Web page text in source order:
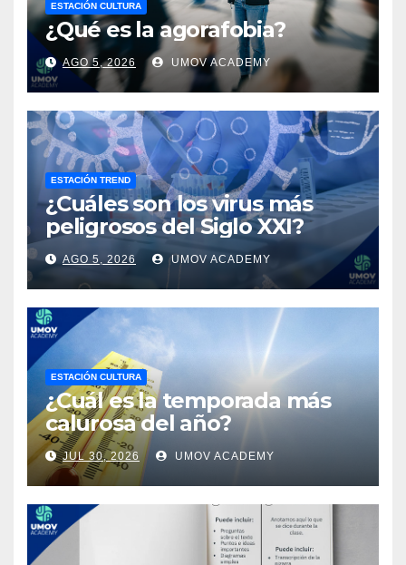
ESTACIÓN CULTURA
¿Qué es la agorafobia?
AGO 5, 2026 UMOV ACADEMY
ESTACIÓN TREND
¿Cuáles son los virus más
peligrosos del Siglo XXI?
AGO 5, 2026 UMOV ACADEMY
ESTACIÓN CULTURA
¿Cuál es la temporada más
calurosa del año?
JUL 30, 2026 UMOV ACADEMY